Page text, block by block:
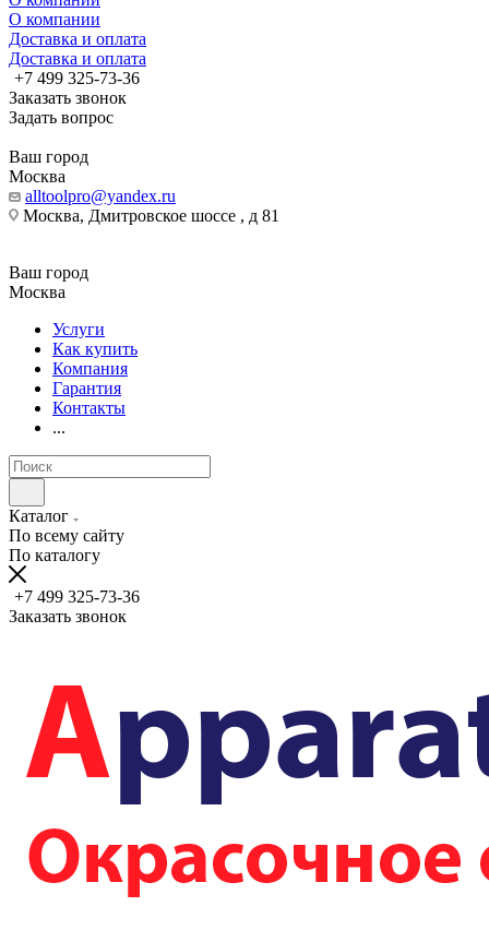
О компании
Доставка и оплата
Доставка и оплата
+7 499 325-73-36
Заказать звонок
Задать вопрос
Ваш город
Москва
alltoolpro@yandex.ru
Москва, Дмитровское шоссе , д 81
Ваш город
Москва
Услуги
Как купить
Компания
Гарантия
Контакты
...
Каталог
По всему сайту
По каталогу
+7 499 325-73-36
Заказать звонок